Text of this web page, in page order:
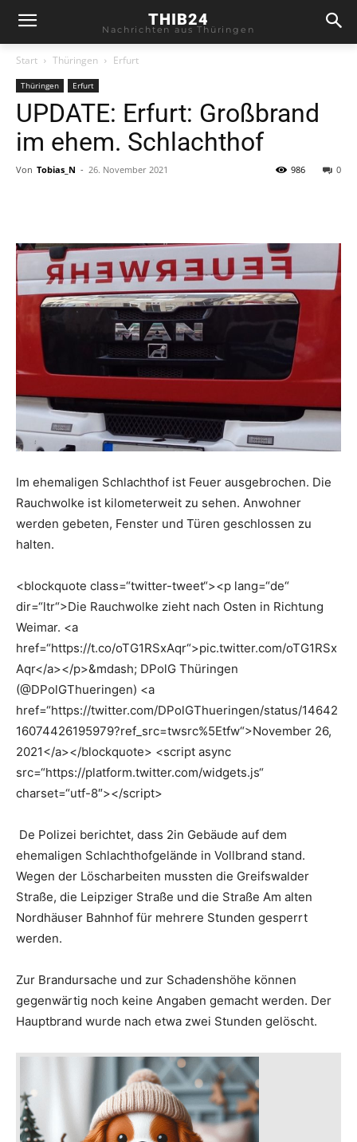
THIB24
Nachrichten aus Thüringen
Start Thüringen Erfurt
Thüringen Erfurt
UPDATE: Erfurt: Großbrand
im ehem. Schlachthof
Von Tobias_N - 26. November 2021 0
986
Im ehemaligen Schlachthof ist Feuer ausgebrochen. Die
Rauchwolke ist kilometerweit zu sehen. Anwohner
werden gebeten, Fenster und Türen geschlossen zu
halten.
<blockquote class=“twitter-tweet“><p lang=“de“
dir=“ltr“>Die Rauchwolke zieht nach Osten in Richtung
Weimar. <a
href=“https://t.co/oTG1RSxAqr“>pic.twitter.com/oTG1RSx
Aqr</a></p>&mdash; DPolG Thüringen
(@DPolGThueringen) <a
href=“https://twitter.com/DPolGThueringen/status/14642
16074426195979?ref_src=twsrc%5Etfw“>November 26,
2021</a></blockquote> <script async
src=“https://platform.twitter.com/widgets.js“
charset=“utf-8″></script>
De Polizei berichtet, dass 2in Gebäude auf dem
ehemaligen Schlachthofgelände in Vollbrand stand.
Wegen der Löscharbeiten mussten die Greifswalder
Straße, die Leipziger Straße und die Straße Am alten
Nordhäuser Bahnhof für mehrere Stunden gesperrt
werden.
Zur Brandursache und zur Schadenshöhe können
gegenwärtig noch keine Angaben gemacht werden. Der
Hauptbrand wurde nach etwa zwei Stunden gelöscht.